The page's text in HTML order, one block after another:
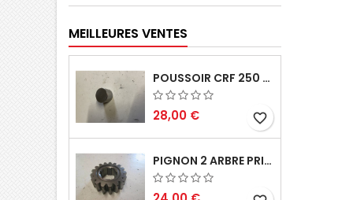
MEILLEURES VENTES
POUSSOIR CRF 250 2005 2006
28,00 € favorite_border
PIGNON 2 ARBRE PRIMAIRE CR 250 1994